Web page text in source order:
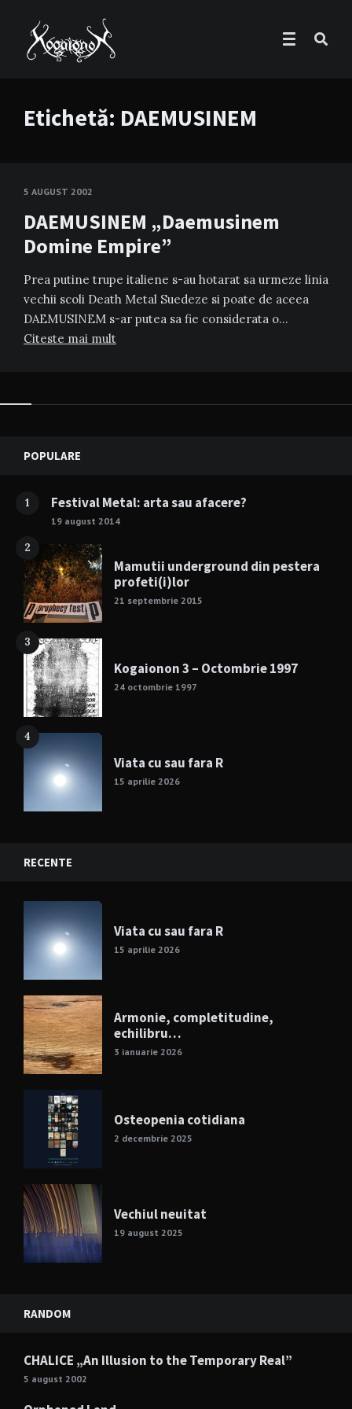
Etichetă: DAEMUSINEM
5 AUGUST 2002
DAEMUSINEM „Daemusinem
Domine Empire”
Prea putine trupe italiene s-au hotarat sa urmeze linia
vechii scoli Death Metal Suedeze si poate de aceea
DAEMUSINEM s-ar putea sa fie considerata o…
Citeste mai mult
Widgets
POPULARE
1 Festival Metal: arta sau afacere?
19 august 2014
2
Mamutii underground din pestera
profeti(i)lor
21 septembrie 2015
3
Kogaionon 3 – Octombrie 1997
24 octombrie 1997
4
Viata cu sau fara R
15 aprilie 2026
RECENTE
Viata cu sau fara R
15 aprilie 2026
Armonie, completitudine,
echilibru…
3 ianuarie 2026
Osteopenia cotidiana
2 decembrie 2025
Vechiul neuitat
19 august 2025
RANDOM
CHALICE „An Illusion to the Temporary Real”
5 august 2002